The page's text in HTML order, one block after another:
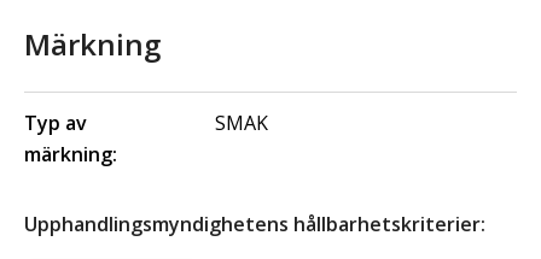
Märkning
Typ av
märkning:
SMAK
Upphandlingsmyndighetens hållbarhetskriterier: